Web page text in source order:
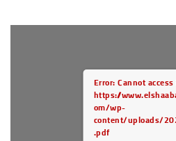
Error: Cannot
https://
om/wp-
content/uploads/
.pdf